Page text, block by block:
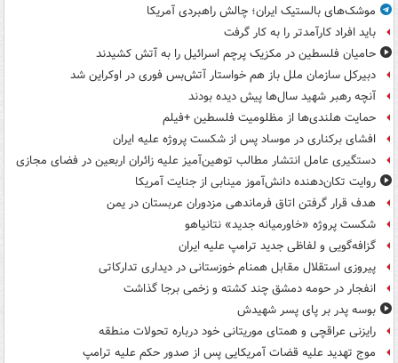
موشک‌های بالستیک ایران؛ چالش راهبردی آمریکا
باید افراد کارآمدتر را به کار گرفت
حامیان فلسطین در مکزیک پرچم اسرائیل را به آتش کشیدند
دبیرکل سازمان ملل باز هم خواستار آتش‌بس فوری در اوکراین شد
آنچه رهبر شهید سال‌ها پیش دیده بودند
حمایت هلندی‌ها از مظلومیت فلسطین +فیلم
افشای برکناری در موساد پس از شکست پروژه علیه ایران
دستگیری عامل انتشار مطالب توهین‌آمیز علیه زائران اربعین در فضای مجازی
روایت تکان‌دهنده دانش‌آموز مینابی از جنایت آمریکا
هدف قرار گرفتن اتاق‌ فرماندهی مزدوران عربستان در یمن
شکست پروژه «خاورمیانه جدید» نتانیاهو
گزافه‌گویی و لفاظی جدید ترامپ علیه ایران
پیروزی استقلال مقابل همنام خوزستانی در دیداری تدارکاتی
انفجار در حومه دمشق چند کشته و زخمی برجا گذاشت
بوسه‌ پدر بر پای پسر شهیدش
رایزنی عراقچی و همتای موریتانی خود درباره تحولات منطقه
موج تهدید علیه قضات آمریکایی پس از صدور حکم علیه ترامپ